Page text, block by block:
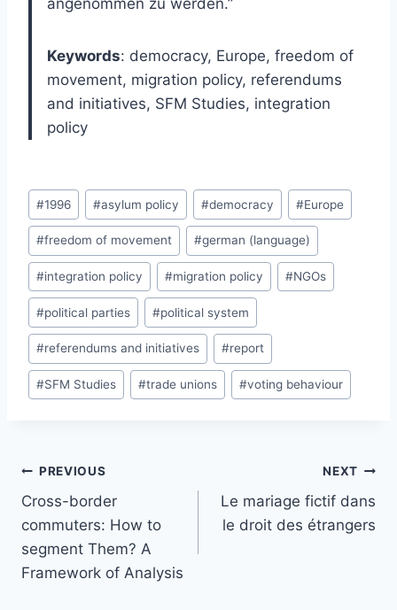
angenommen zu werden.”
Keywords: democracy, Europe, freedom of
movement, migration policy, referendums
and initiatives, SFM Studies, integration
policy
Post
Tags:
#1996 #asylum policy #democracy #Europe
#freedom of movement #german (language)
#integration policy #migration policy #NGOs
#political parties #political system
#referendums and initiatives #report
#SFM Studies #trade unions #voting behaviour
Post
navigation
PREVIOUS
Cross-border
commuters: How to
segment Them? A
Framework of Analysis
NEXT
Le mariage fictif dans
le droit des étrangers